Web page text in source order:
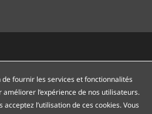
fournir les services et fonctionnalités
l’expérience de nos utilisateurs.
acceptez l’utilisation de ces cookies. Vous